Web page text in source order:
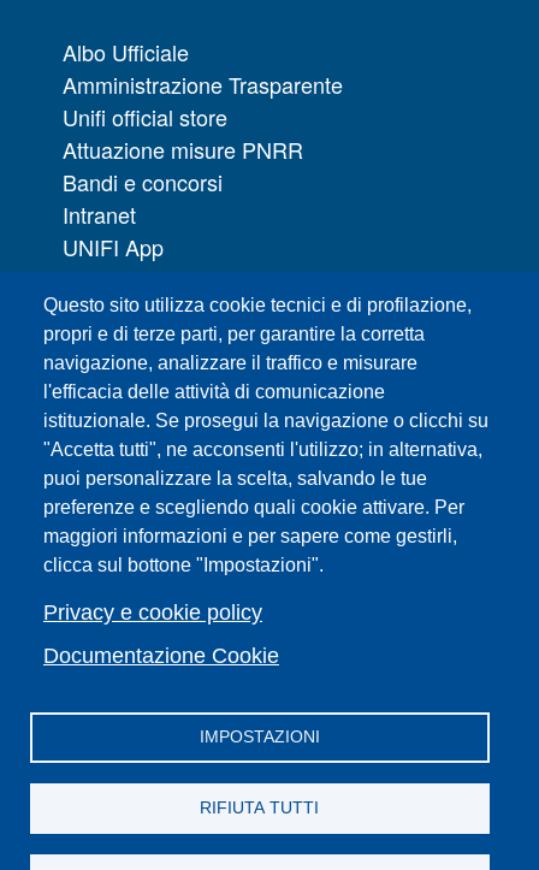
Questo sito utilizza cookie tecnici e di profilazione,
propri e di terze parti, per garantire la corretta
navigazione, analizzare il traffico e misurare
l'efficacia delle attività di comunicazione
istituzionale. Se prosegui la navigazione o clicchi su
"Accetta tutti", ne acconsenti l'utilizzo; in alternativa,
puoi personalizzare la scelta, salvando le tue
preferenze e scegliendo quali cookie attivare. Per
maggiori informazioni e per sapere come gestirli,
clicca sul bottone "Impostazioni".
Privacy e cookie policy
Documentazione Cookie
IMPOSTAZIONI
RIFIUTA TUTTI
Albo Ufficiale
Amministrazione Trasparente
Unifi official store
Attuazione misure PNRR
Bandi e concorsi
Intranet
UNIFI App
URP | Ufficio Relazioni con il Pubblico
Sedi
Mappa del sito
Webmaster e redazione web
Elenco dei siti tematici
Accessibilità
Feed RSS
Note legali del sito
Privacy policy
Cambia idea sui cookie
Facebook
X YouTubeSpotifyInstagramLinkedInTelegram
Flickr